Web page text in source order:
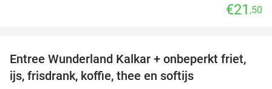
€21 ,50
32%
Entree Wunderland Kalkar + onbeperkt friet,
ijs, frisdrank, koffie, thee en softijs